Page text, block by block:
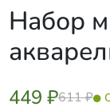
Набор
449 ₽611 ₽